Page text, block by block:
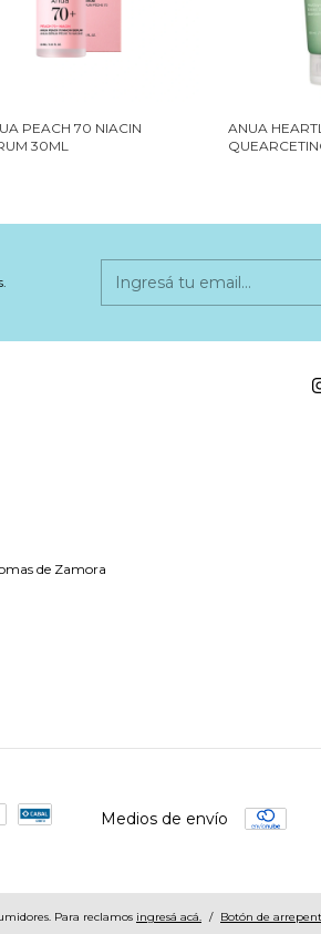
PEACH 70 NIACIN
30ML
ANUA
de Zamora
Medios de envío
Para reclamos ingresá acá. / Botón de